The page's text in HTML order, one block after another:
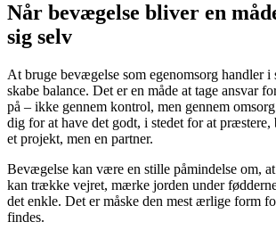
Når bevægelse bliver en
sig selv
At bruge bevægelse som egenomsorg handler i
skabe balance. Det er en måde at tage ansvar
på – ikke gennem kontrol, men gennem
dig for at have det godt, i stedet for at
et projekt, men en partner.
Bevægelse kan være en stille påmindelse om,
kan trække vejret, mærke jorden under
det enkle. Det er måske den mest ærlige form
findes.